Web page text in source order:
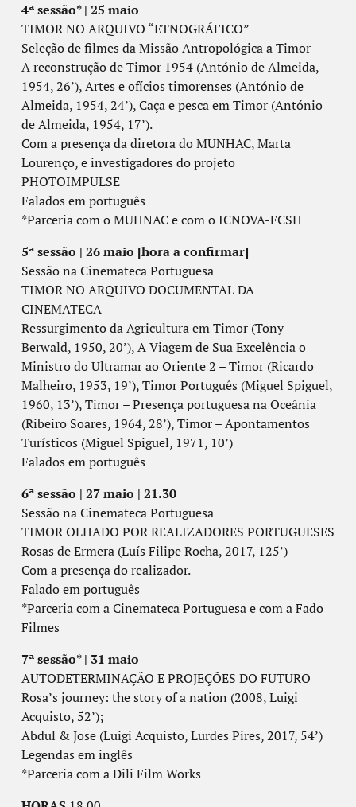
4ª sessão* | 25 maio
TIMOR NO ARQUIVO “ETNOGRÁFICO”
Seleção de filmes da Missão Antropológica a Timor
A reconstrução de Timor 1954 (António de Almeida,
1954, 26’), Artes e ofícios timorenses (António de
Almeida, 1954, 24’), Caça e pesca em Timor (António
de Almeida, 1954, 17’).
Com a presença da diretora do MUNHAC, Marta
Lourenço, e investigadores do projeto
PHOTOIMPULSE
Falados em português
*Parceria com o MUHNAC e com o ICNOVA-FCSH
5ª sessão | 26 maio [hora a confirmar]
Sessão na Cinemateca Portuguesa
TIMOR NO ARQUIVO DOCUMENTAL DA
CINEMATECA
Ressurgimento da Agricultura em Timor (Tony
Berwald, 1950, 20’), A Viagem de Sua Excelência o
Ministro do Ultramar ao Oriente 2 – Timor (Ricardo
Malheiro, 1953, 19’), Timor Português (Miguel Spiguel,
1960, 13’), Timor – Presença portuguesa na Oceânia
(Ribeiro Soares, 1964, 28’), Timor – Apontamentos
Turísticos (Miguel Spiguel, 1971, 10’)
Falados em português
6ª sessão | 27 maio | 21.30
Sessão na Cinemateca Portuguesa
TIMOR OLHADO POR REALIZADORES PORTUGUESES
Rosas de Ermera (Luís Filipe Rocha, 2017, 125’)
Com a presença do realizador.
Falado em português
*Parceria com a Cinemateca Portuguesa e com a Fado
Filmes
7ª sessão* | 31 maio
AUTODETERMINAÇÃO E PROJEÇÕES DO FUTURO
Rosa’s journey: the story of a nation (2008, Luigi
Acquisto, 52’);
Abdul & Jose (Luigi Acquisto, Lurdes Pires, 2017, 54’)
Legendas em inglês
*Parceria com a Dili Film Works